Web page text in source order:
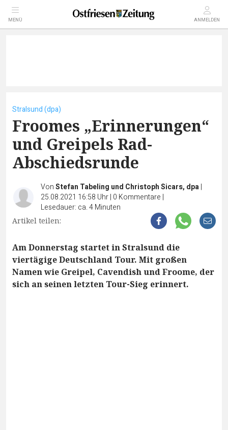
MENÜ ANMELDEN
Stralsund (dpa)
Froomes „Erinnerungen“
und Greipels Rad-
Abschiedsrunde
VonStefan Tabeling und Christoph Sicars, dpa|
25.08.2021 16:58 Uhr| 0 Kommentare |
Lesedauer: ca. 4 Minuten
Artikel teilen:
Am Donnerstag startet in Stralsund die
viertägige Deutschland Tour. Mit großen
Namen wie Greipel, Cavendish und Froome, der
sich an seinen letzten Tour-Sieg erinnert.